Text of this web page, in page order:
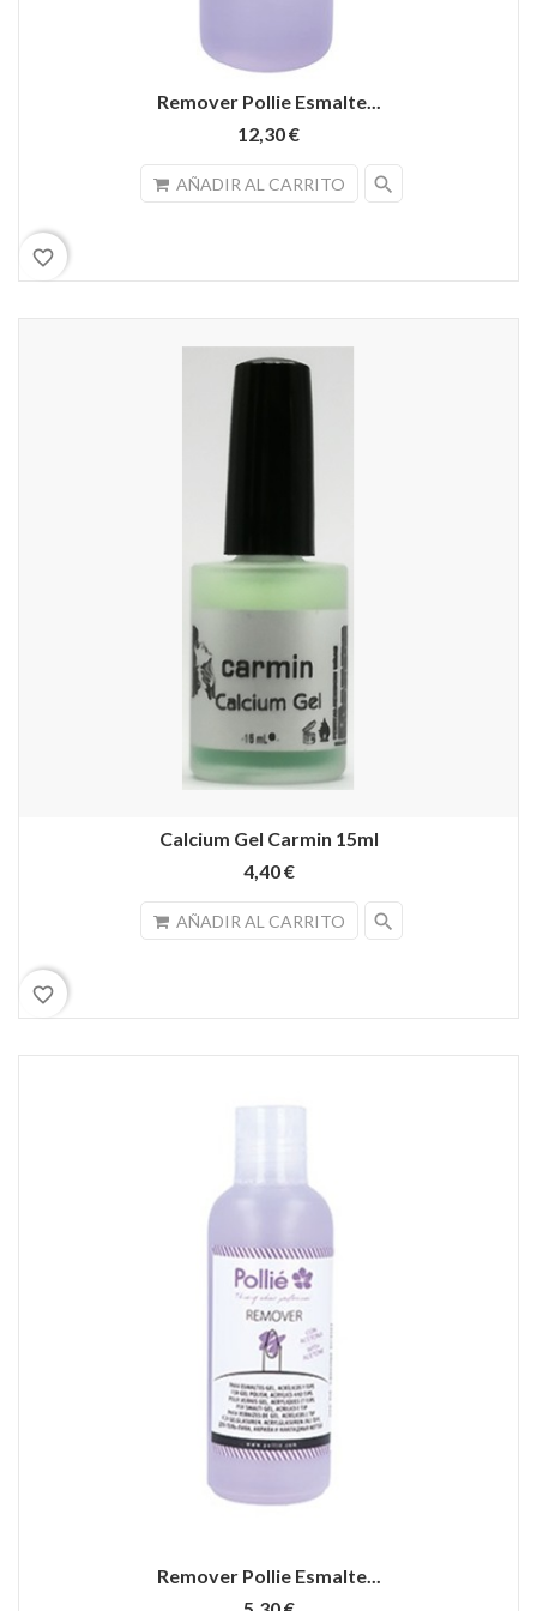
Remover Pollie Esmalte...
12,30 €
AÑADIR AL CARRITO search
favorite_border
Calcium Gel Carmin 15ml
4,40 €
AÑADIR AL CARRITO search
favorite_border
Remover Pollie Esmalte...